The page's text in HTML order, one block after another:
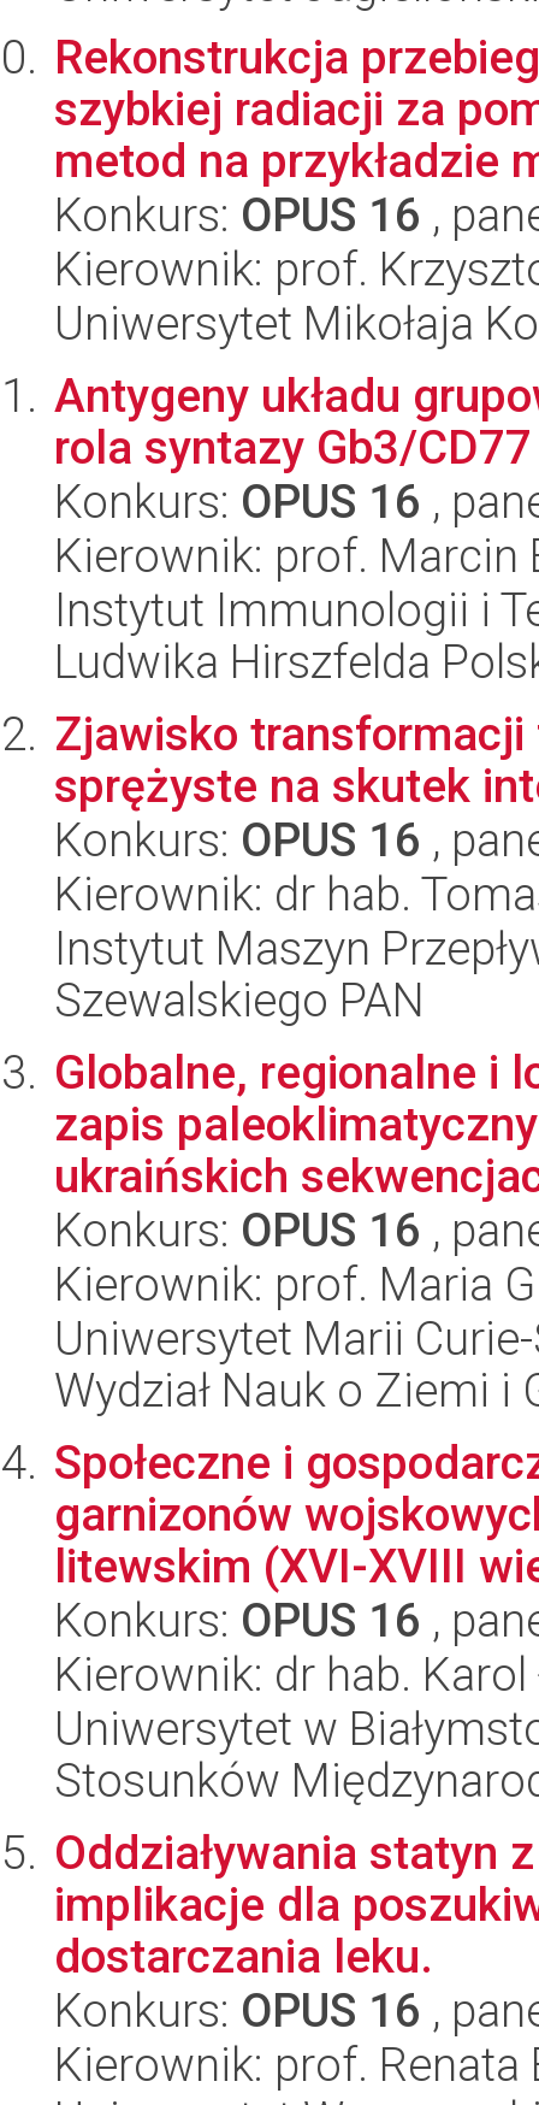
Rekonstrukcja
szybkiej radiacji za
metod na przykładzie
Konkurs: OPUS 16 ,
Kierownik: prof.
Uniwersytet Mikołaja
Antygeny układu
rola syntazy Gb3/
Konkurs: OPUS 16 ,
Kierownik: prof. Marcin
Instytut Immunologii i
Ludwika Hirszfelda
Zjawisko
sprężyste na skutek
Konkurs: OPUS 16 ,
Kierownik: dr hab.
Instytut Maszyn
Szewalskiego PAN
Globalne, regionalne i
zapis
ukraińskich
Konkurs: OPUS 16 ,
Kierownik: prof. Maria
Uniwersytet Marii
Wydział Nauk o Ziemi
Społeczne i
garnizonów
litewskim (XVI-XVIII
Konkurs: OPUS 16 ,
Kierownik: dr hab.
Uniwersytet w
Stosunków
Oddziaływania statyn
implikacje dla
dostarczania leku.
Konkurs: OPUS 16 ,
Kierownik: prof. Renata